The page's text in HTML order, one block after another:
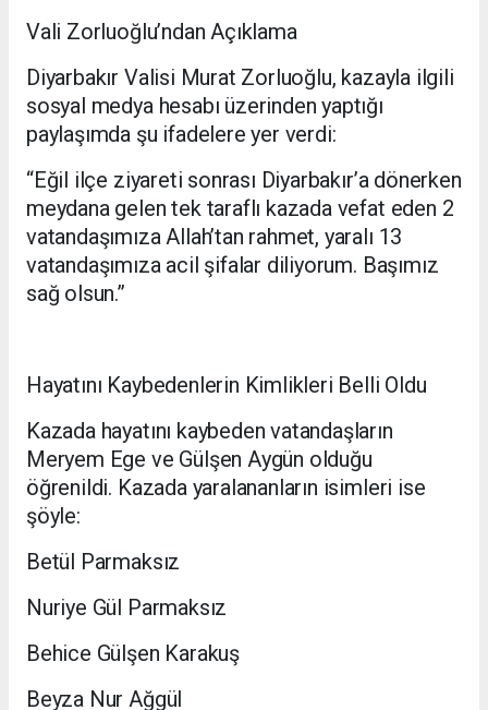
Vali Zorluoğlu’ndan Açıklama
Diyarbakır Valisi Murat Zorluoğlu, kazayla ilgili
sosyal medya hesabı üzerinden yaptığı
paylaşımda şu ifadelere yer verdi:
“Eğil ilçe ziyareti sonrası Diyarbakır’a dönerken
meydana gelen tek taraflı kazada vefat eden 2
vatandaşımıza Allah’tan rahmet, yaralı 13
vatandaşımıza acil şifalar diliyorum. Başımız
sağ olsun.”
Hayatını Kaybedenlerin Kimlikleri Belli Oldu
Kazada hayatını kaybeden vatandaşların
Meryem Ege ve Gülşen Aygün olduğu
öğrenildi. Kazada yaralananların isimleri ise
şöyle:
Betül Parmaksız
Nuriye Gül Parmaksız
Behice Gülşen Karakuş
Beyza Nur Ağgül